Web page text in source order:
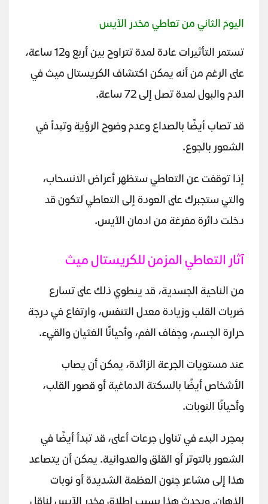
اليوم الثاني من تعاطي مخدر الآيس
تستمر التأثيرات عادة لمدة تتراوح بين أربع و12 ساعة،
على الرغم من أنه يمكن اكتشاف الكريستال ميث في
الدم والبول لمدة تصل إلى 72 ساعة.
قد تصاب أيضًا بالصداع وعدم وضوح الرؤية وتبدأ في
الشعور بالجوع.
إذا توقفت عن التعاطي ستظهر أعراض الانسحاب،
والتي ستجبرك على العودة إلى التعاطي لتكون قد
دخلت دائرة مفرغة من ادمان الآيس.
آثار التعاطي المزمن للكريستال ميث
من الناحية الجسدية، قد ينطوي ذلك على تسارع
ضربات القلب وزيادة معدل التنفس، وارتفاع في درجة
حرارة الجسم، وجفاف الفم، وأحيانًا الغثيان والقيء.
عند مستويات الجرعة الزائدة، يمكن أن يصاب
الأشخاص أيضًا بالسكتة الدماغية أو قصور القلب،
وأحيانًا النوبات.
بمجرد البدء في تناول جرعات أعلى، قد تبدأ أيضًا في
الشعور بالتوتر أو القلق والعدوانية. يمكن أن يتصاعد
هذا إلى مشاعر جنون العظمة الشديدة أو نوبات